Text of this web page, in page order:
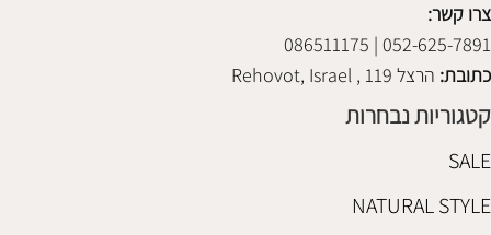
צרו קשר:
052-625-7891 | 086511175
כתובת: הרצל 119 , Rehovot, Israel
קטגוריות נבחרות
SALE
NATURAL STYLE